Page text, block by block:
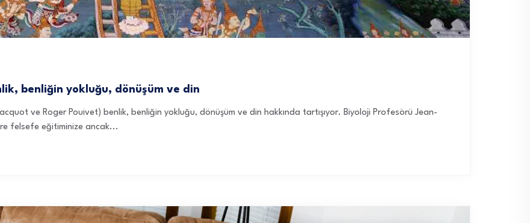
benliğin yokluğu, dönüşüm ve din
ve Roger Pouivet) benlik, benliğin yokluğu, dönüşüm ve din hakkında tartışıyor. Biyoloji Profesörü Jean-
felsefe eğitiminize ancak...